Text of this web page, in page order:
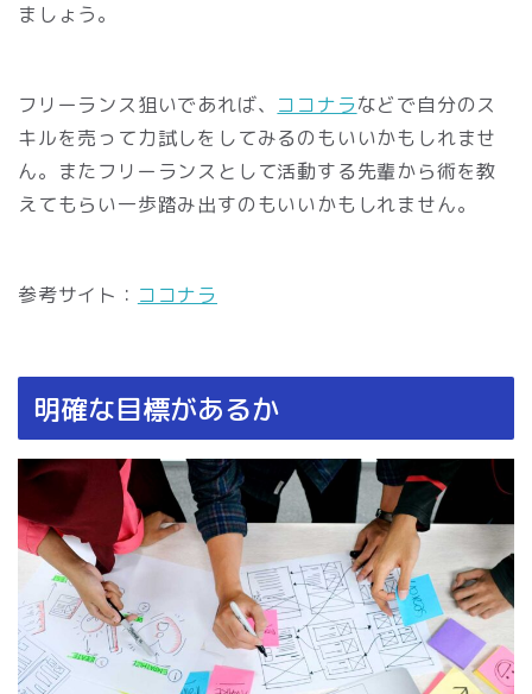
ましょう。
フリーランス狙いであれば、 ココナラなどで自分のス
キルを売って力試しをしてみるのもいいかもしれませ
ん。またフリーランスとして活動する先輩から術を教
えてもらい一歩踏み出すのもいいかもしれません。
参考サイト： ココナラ
明確な目標があるか